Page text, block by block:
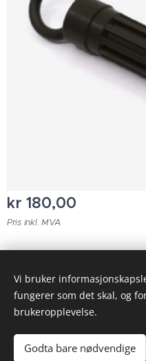
kr 180,00
Pris inkl. MVA
Legg
© 2023 Alle
Vi bruker
fungerer som det skal, og
brukeropplevelse.
Godta bare nødvendige